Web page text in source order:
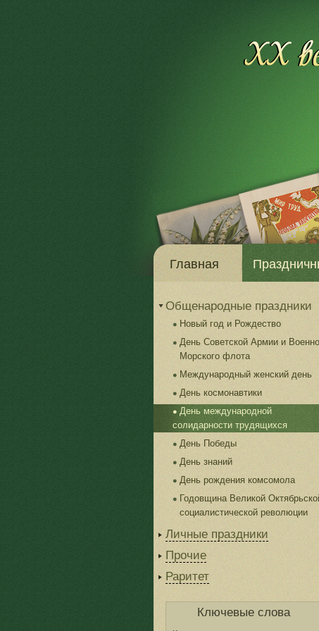
Главная
Общенародные праздники
Новый год и Рождество
День Советской Армии и
Морского флота
Международный женский день
День космонавтики
День международной
солидарности трудящихся
День Победы
День знаний
День рождения комсомола
Годовщина Великой
социалистической революции
Личные праздники
Прочие
Раритет
Ключевые слова